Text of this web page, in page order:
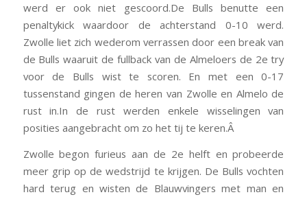
werd er ook niet gescoord.De Bulls benutte een
penaltykick waardoor de achterstand 0-10 werd.
Zwolle liet zich wederom verrassen door een break van
de Bulls waaruit de fullback van de Almeloers de 2e try
voor de Bulls wist te scoren. En met een 0-17
tussenstand gingen de heren van Zwolle en Almelo de
rust in.In de rust werden enkele wisselingen van
posities aangebracht om zo het tij te keren.Â
Zwolle begon furieus aan de 2e helft en probeerde
meer grip op de wedstrijd te krijgen. De Bulls vochten
hard terug en wisten de Blauwvingers met man en